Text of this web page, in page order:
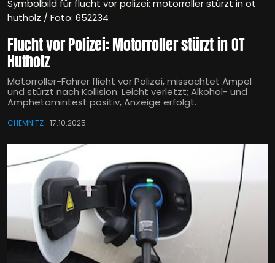
Symbolbild für flucht vor polizei: motorroller stürzt in ot
hutholz / Foto: 652234
Flucht vor Polizei: Motorroller stürzt in OT
Hutholz
Motorroller-Fahrer flieht vor Polizei, missachtet Ampel
und stürzt nach Kollision. Leicht verletzt; Alkohol- und
Amphetamintest positiv, Anzeige erfolgt.
CHEMNITZ 17.10.2025